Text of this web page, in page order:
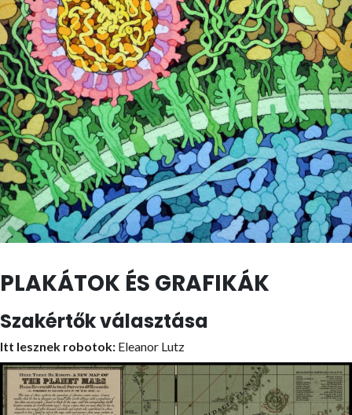
PLAKÁTOK ÉS GRAFIKÁK
Szakértők választása
Itt lesznek robotok: Eleanor Lutz